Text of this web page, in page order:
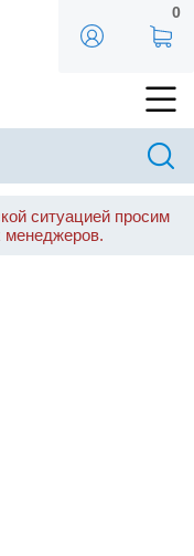
0
ситуацией просим
менеджеров.